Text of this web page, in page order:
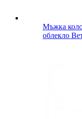
Мъжка
облекло